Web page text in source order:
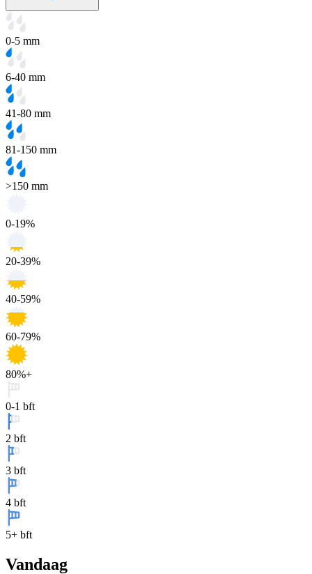
0-5 mm
6-40 mm
41-80 mm
81-150 mm
>150 mm
0-19%
20-39%
40-59%
60-79%
80%+
0-1 bft
2 bft
3 bft
4 bft
5+ bft
Vandaag